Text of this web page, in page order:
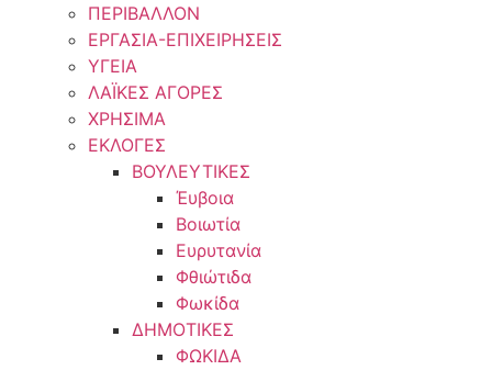
ΠΕΡΙΒΑΛΛΟΝ
ΕΡΓΑΣΙΑ-ΕΠΙΧΕΙΡΗΣΕΙΣ
ΥΓΕΙΑ
ΛΑΪΚΕΣ ΑΓΟΡΕΣ
ΧΡΗΣΙΜΑ
ΕΚΛΟΓΕΣ
ΒΟΥΛΕΥΤΙΚΕΣ
Έυβοια
Βοιωτία
Ευρυτανία
Φθιώτιδα
Φωκίδα
ΔΗΜΟΤΙΚΕΣ
ΦΩΚΙΔΑ